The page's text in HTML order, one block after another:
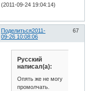
(2011-09-24 19:04:14)
Поделиться 67
2011-
09-26 10:08:06
Русский
написал(а):
Опять же не могу
промолчать.